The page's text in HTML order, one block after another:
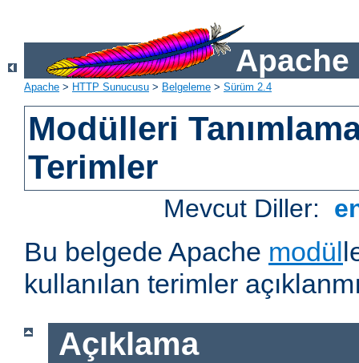
Apache
Apache > HTTP Sunucusu > Belgeleme > Sürüm 2.4
Modülleri
Terimler
Mevcut Diller:
Bu belgede Apache modül
kullanılan terimler
Açıklama